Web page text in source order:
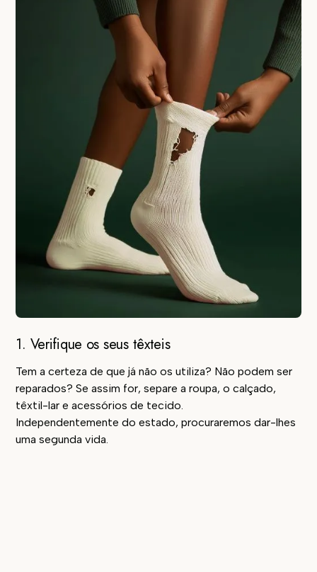
1. Verifique os seus têxteis
Tem a certeza de que já não os utiliza? Não podem ser
reparados? Se assim for, separe a roupa, o calçado,
têxtil-lar e acessórios de tecido.
Independentemente do estado, procuraremos dar-lhes
uma segunda vida.